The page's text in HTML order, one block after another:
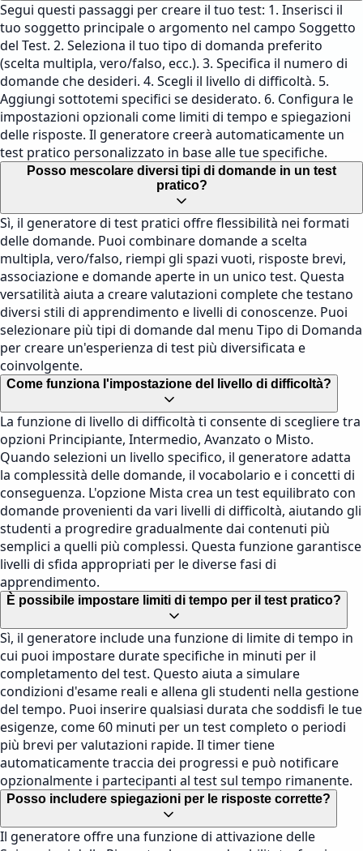
Segui questi passaggi per creare il tuo test: 1. Inserisci il
tuo soggetto principale o argomento nel campo Soggetto
del Test. 2. Seleziona il tuo tipo di domanda preferito
(scelta multipla, vero/falso, ecc.). 3. Specifica il numero di
domande che desideri. 4. Scegli il livello di difficoltà. 5.
Aggiungi sottotemi specifici se desiderato. 6. Configura le
impostazioni opzionali come limiti di tempo e spiegazioni
delle risposte. Il generatore creerà automaticamente un
test pratico personalizzato in base alle tue specifiche.
Posso mescolare diversi tipi di domande in un test
pratico?
Sì, il generatore di test pratici offre flessibilità nei formati
delle domande. Puoi combinare domande a scelta
multipla, vero/falso, riempi gli spazi vuoti, risposte brevi,
associazione e domande aperte in un unico test. Questa
versatilità aiuta a creare valutazioni complete che testano
diversi stili di apprendimento e livelli di conoscenze. Puoi
selezionare più tipi di domande dal menu Tipo di Domanda
per creare un'esperienza di test più diversificata e
coinvolgente.
Come funziona l'impostazione del livello di difficoltà?
La funzione di livello di difficoltà ti consente di scegliere tra
opzioni Principiante, Intermedio, Avanzato o Misto.
Quando selezioni un livello specifico, il generatore adatta
la complessità delle domande, il vocabolario e i concetti di
conseguenza. L'opzione Mista crea un test equilibrato con
domande provenienti da vari livelli di difficoltà, aiutando gli
studenti a progredire gradualmente dai contenuti più
semplici a quelli più complessi. Questa funzione garantisce
livelli di sfida appropriati per le diverse fasi di
apprendimento.
È possibile impostare limiti di tempo per il test pratico?
Sì, il generatore include una funzione di limite di tempo in
cui puoi impostare durate specifiche in minuti per il
completamento del test. Questo aiuta a simulare
condizioni d'esame reali e allena gli studenti nella gestione
del tempo. Puoi inserire qualsiasi durata che soddisfi le tue
esigenze, come 60 minuti per un test completo o periodi
più brevi per valutazioni rapide. Il timer tiene
automaticamente traccia dei progressi e può notificare
opzionalmente i partecipanti al test sul tempo rimanente.
Posso includere spiegazioni per le risposte corrette?
Il generatore offre una funzione di attivazione delle